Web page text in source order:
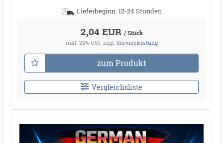
Lieferbeginn: 12-24 Stunden
2,04 EUR / Stück
inkl. 22% USt. zzgl. Serviceleistung
zum Produkt
Vergleichsliste